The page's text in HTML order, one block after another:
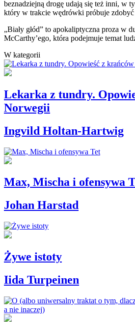
beznadziejną drogę udają się też inni, w
który w trakcie wędrówki próbuje
„Biały głód” to apokaliptyczna proza w
McCarthy’ego, która podejmuje temat
W kategorii
Lekarka z tundry.
Norwegii
Ingvild Holtan-Hartwig
Max, Mischa i ofensywa
Johan Harstad
Żywe istoty
Iida Turpeinen